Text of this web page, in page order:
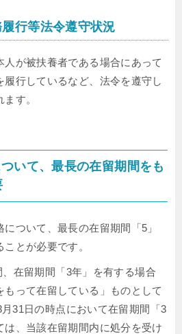
行等法令遵守状況
が被扶養者である場合にあって
行しているなど、法令を遵守し
す。
いて、最長の在留期間をも
ついて、最長の在留期間「5」
とが必要です。
在留期間「3年」を有する場合
って在留している」ものとして
31日の時点において在留期間「3
、当該在留期間内に処分を受け